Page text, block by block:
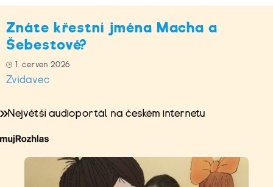
Znáte křestní jména Macha a
Šebestové?
1. červen 2026
Zvídavec
Největší audioportál na českém internetu